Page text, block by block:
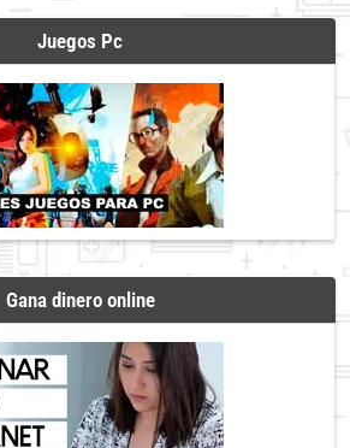
Juegos Pc
Gana dinero online